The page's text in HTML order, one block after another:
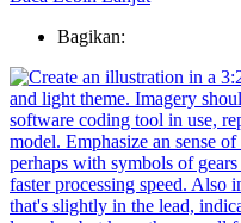
Bagikan: